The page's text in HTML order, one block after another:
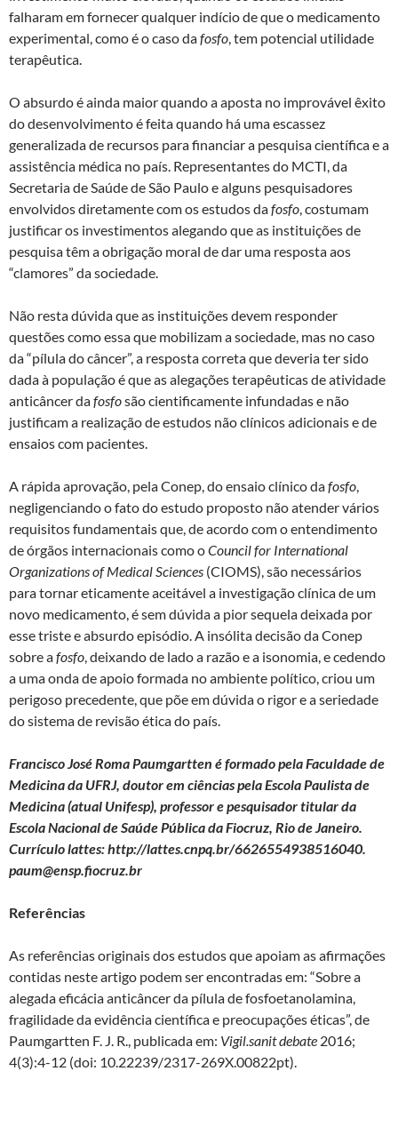
falharam em fornecer qualquer indício de que o medicamento
experimental, como é o caso dafosfo, tem potencial utilidade
terapêutica.
O absurdo é ainda maior quando a aposta no improvável êxito
do desenvolvimento é feita quando há uma escassez
generalizada de recursos para financiar a pesquisa científica e a
assistência médica no país. Representantes do MCTI, da
Secretaria de Saúde de São Paulo e alguns pesquisadores
envolvidos diretamente com os estudos dafosfo, costumam
justificar os investimentos alegando que as instituições de
pesquisa têm a obrigação moral de dar uma resposta aos
“clamores” da sociedade.
Não resta dúvida que as instituições devem responder
questões como essa que mobilizam a sociedade, mas no caso
da “pílula do câncer”, a resposta correta que deveria ter sido
dada à população é que as alegações terapêuticas de atividade
anticâncer dafosfosão cientificamente infundadas e não
justificam a realização de estudos não clínicos adicionais e de
ensaios com pacientes.
A rápida aprovação, pela Conep, do ensaio clínico dafosfo,
negligenciando o fato do estudo proposto não atender vários
requisitos fundamentais que, de acordo com o entendimento
de órgãos internacionais como oCouncil for International
Organizations of Medical Sciences (CIOMS), são necessários
para tornar eticamente aceitável a investigação clínica de um
novo medicamento, é sem dúvida a pior sequela deixada por
esse triste e absurdo episódio. A insólita decisão da Conep
sobre afosfo, deixando de lado a razão e a isonomia, e cedendo
a uma onda de apoio formada no ambiente político, criou um
perigoso precedente, que põe em dúvida o rigor e a seriedade
do sistema de revisão ética do país.
Francisco José Roma Paumgartten é formado pela Faculdade de
Medicina da UFRJ, doutor em ciências pela Escola Paulista de
Medicina (atual Unifesp), professor e pesquisador titular da
Escola Nacional de Saúde Pública da Fiocruz, Rio de Janeiro.
Currículo lattes: http://lattes.cnpq.br/6626554938516040.
paum@ensp.fiocruz.br
Referências
As referências originais dos estudos que apoiam as afirmações
contidas neste artigo podem ser encontradas em: “Sobre a
alegada eficácia anticâncer da pílula de fosfoetanolamina,
fragilidade da evidência científica e preocupações éticas”, de
Paumgartten F. J. R., publicada em: Vigil.sanit debate 2016;
4(3):4-12 (doi: 10.22239/2317-269X.00822pt).